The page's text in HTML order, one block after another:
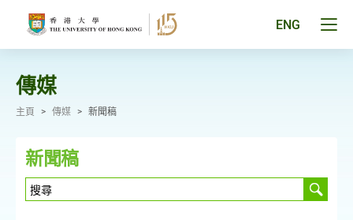
ENG
傳媒
主頁 > 傳媒 > 新聞稿
新聞稿